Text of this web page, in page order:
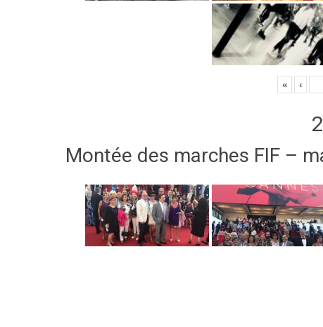
« ‹
Montée des marches FIF –